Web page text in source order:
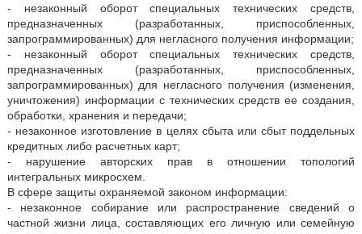
- незаконный оборот специальных технических средств,
предназначенных (разработанных, приспособленных,
запрограммированных) для негласного получения информации;
- незаконный оборот специальных технических средств,
предназначенных (разработанных, приспособленных,
запрограммированных) для негласного получения (изменения,
уничтожения) информации с технических средств ее создания,
обработки, хранения и передачи;
- незаконное изготовление в целях сбыта или сбыт поддельных
кредитных либо расчетных карт;
- нарушение авторских прав в отношении топологий
интегральных микросхем.
В сфере защиты охраняемой законом информации:
- незаконное собирание или распространение сведений о
частной жизни лица, составляющих его личную или семейную